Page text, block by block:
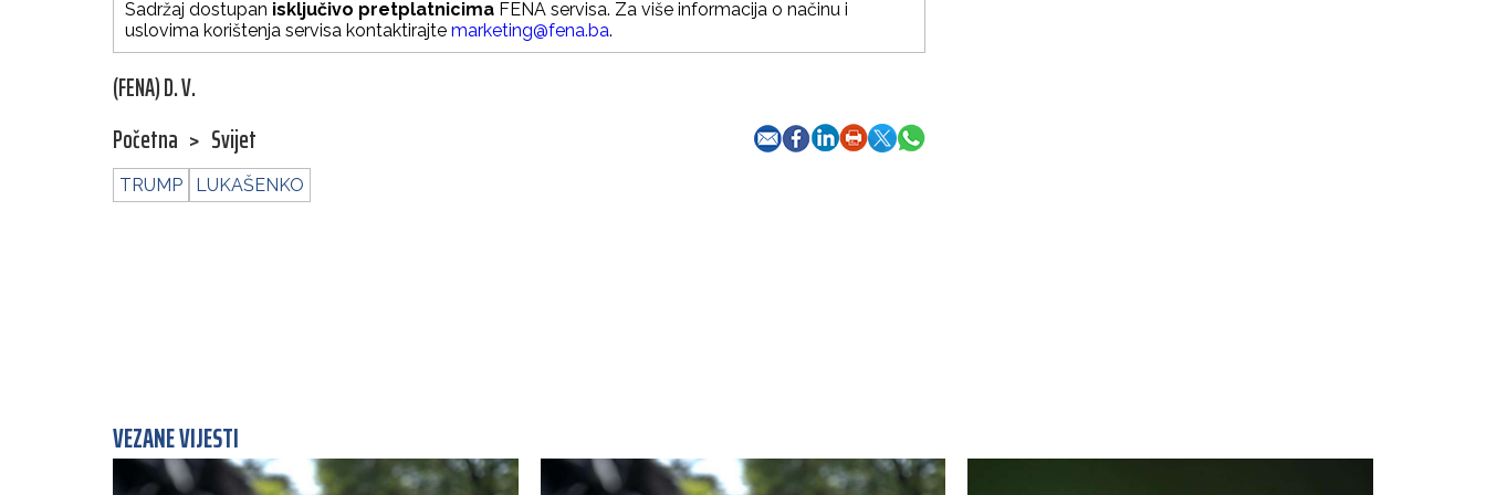
Sadržaj dostupan isključivo pretplatnicima FENA servisa. Za više informacija o načinu i
uslovima korištenja servisa kontaktirajte marketing@fena.ba.
(FENA) D. V.
Početna > Svijet
TRUMP LUKAŠENKO
VEZANE VIJESTI